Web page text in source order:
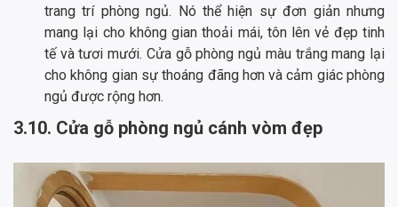
trang trí phòng ngủ. Nó thể hiện sự đơn giản nhưng
mang lại cho không gian thoải mái, tôn lên vẻ đẹp tinh
tế và tươi mưới. Cửa gỗ phòng ngủ màu trắng mang lại
cho không gian sự thoáng đãng hơn và cảm giác phòng
ngủ được rộng hơn.
3.10. Cửa gỗ phòng ngủ cánh vòm đẹp